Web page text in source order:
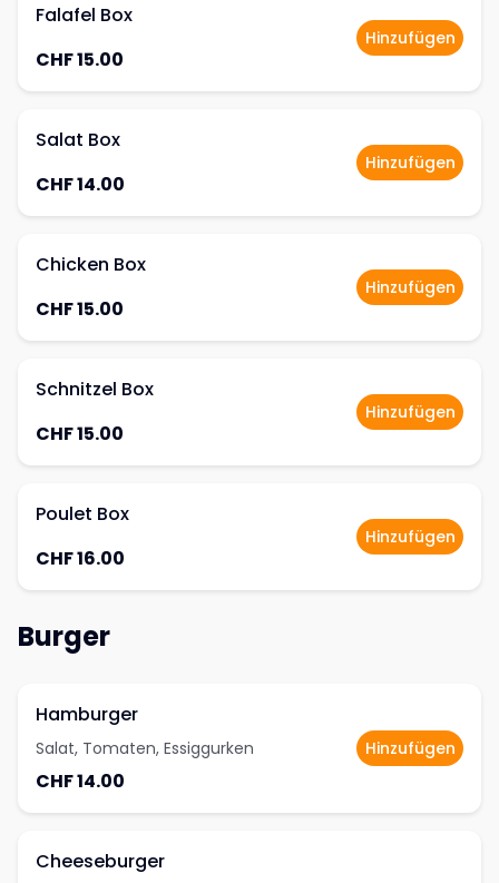
Falafel Box
CHF 15.00
Hinzufügen
Salat Box
CHF 14.00
Hinzufügen
Chicken Box
CHF 15.00
Hinzufügen
Schnitzel Box
CHF 15.00
Hinzufügen
Poulet Box
CHF 16.00
Hinzufügen
Burger
Hamburger
Salat, Tomaten, Essiggurken
CHF 14.00
Hinzufügen
Cheeseburger